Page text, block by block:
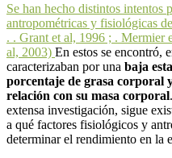
Se han hecho distintos intentos
antropométricas y fisiológicas
. . Grant et al, 1996 ; . Mermier
al, 2003) En estos se encontró,
caracterizaban por una baja
porcentaje de grasa corporal
relación con su masa corporal
extensa investigación, sigue
a qué factores fisiológicos y
determinar el rendimiento en la